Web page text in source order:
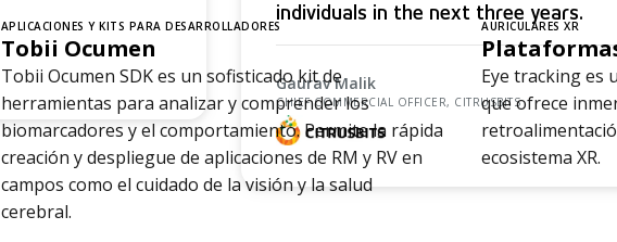
individuals in the next three years.
Gaurav Malik
CHIEF COMMERCIAL OFFICER, CITRUSBITS
APLICACIONES Y KITS PARA DESARROLLADORES
Tobii Ocumen
Tobii Ocumen SDK es un sofisticado kit de
herramientas para analizar y comprender los
biomarcadores y el comportamiento. Permite la rápida
creación y despliegue de aplicaciones de RM y RV en
campos como el cuidado de la visión y la salud
cerebral.
AURICULARES XR
Eye tracking es
que ofrece
ecosistema XR.